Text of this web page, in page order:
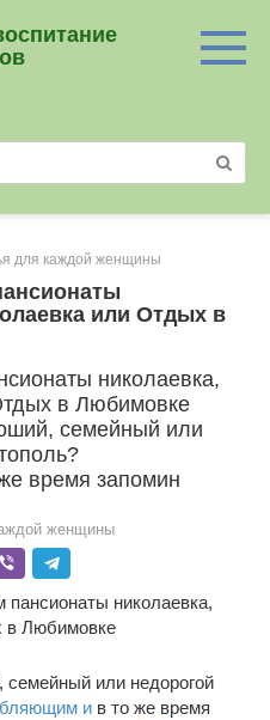
для каждой женщины
или Отдых в
николаевка,
в Любимовке
семейный или
время запомин
женщины
николаевка,
в Любимовке
или недорогой
и в то же время